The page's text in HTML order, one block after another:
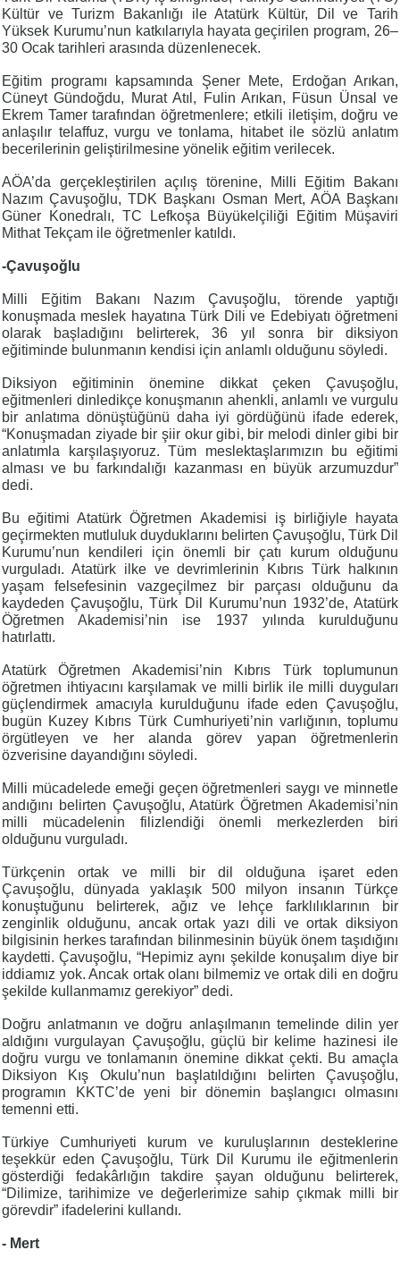
Kültür ve Turizm Bakanlığı ile Atatürk Kültür, Dil ve Tarih
Yüksek Kurumu’nun katkılarıyla hayata geçirilen program, 26–
30 Ocak tarihleri arasında düzenlenecek.
Eğitim programı kapsamında Şener Mete, Erdoğan Arıkan,
Cüneyt Gündoğdu, Murat Atıl, Fulin Arıkan, Füsun Ünsal ve
Ekrem Tamer tarafından öğretmenlere; etkili iletişim, doğru ve
anlaşılır telaffuz, vurgu ve tonlama, hitabet ile sözlü anlatım
becerilerinin geliştirilmesine yönelik eğitim verilecek.
AÖA’da gerçekleştirilen açılış törenine, Milli Eğitim Bakanı
Nazım Çavuşoğlu, TDK Başkanı Osman Mert, AÖA Başkanı
Güner Konedralı, TC Lefkoşa Büyükelçiliği Eğitim Müşaviri
Mithat Tekçam ile öğretmenler katıldı.
-Çavuşoğlu
Milli Eğitim Bakanı Nazım Çavuşoğlu, törende yaptığı
konuşmada meslek hayatına Türk Dili ve Edebiyatı öğretmeni
olarak başladığını belirterek, 36 yıl sonra bir diksiyon
eğitiminde bulunmanın kendisi için anlamlı olduğunu söyledi.
Diksiyon eğitiminin önemine dikkat çeken Çavuşoğlu,
eğitmenleri dinledikçe konuşmanın ahenkli, anlamlı ve vurgulu
bir anlatıma dönüştüğünü daha iyi gördüğünü ifade ederek,
“Konuşmadan ziyade bir şiir okur gibi, bir melodi dinler gibi bir
anlatımla karşılaşıyoruz. Tüm meslektaşlarımızın bu eğitimi
alması ve bu farkındalığı kazanması en büyük arzumuzdur”
dedi.
Bu eğitimi Atatürk Öğretmen Akademisi iş birliğiyle hayata
geçirmekten mutluluk duyduklarını belirten Çavuşoğlu, Türk Dil
Kurumu’nun kendileri için önemli bir çatı kurum olduğunu
vurguladı. Atatürk ilke ve devrimlerinin Kıbrıs Türk halkının
yaşam felsefesinin vazgeçilmez bir parçası olduğunu da
kaydeden Çavuşoğlu, Türk Dil Kurumu’nun 1932’de, Atatürk
Öğretmen Akademisi’nin ise 1937 yılında kurulduğunu
hatırlattı.
Atatürk Öğretmen Akademisi’nin Kıbrıs Türk toplumunun
öğretmen ihtiyacını karşılamak ve milli birlik ile milli duyguları
güçlendirmek amacıyla kurulduğunu ifade eden Çavuşoğlu,
bugün Kuzey Kıbrıs Türk Cumhuriyeti’nin varlığının, toplumu
örgütleyen ve her alanda görev yapan öğretmenlerin
özverisine dayandığını söyledi.
Milli mücadelede emeği geçen öğretmenleri saygı ve minnetle
andığını belirten Çavuşoğlu, Atatürk Öğretmen Akademisi’nin
milli mücadelenin filizlendiği önemli merkezlerden biri
olduğunu vurguladı.
Türkçenin ortak ve milli bir dil olduğuna işaret eden
Çavuşoğlu, dünyada yaklaşık 500 milyon insanın Türkçe
konuştuğunu belirterek, ağız ve lehçe farklılıklarının bir
zenginlik olduğunu, ancak ortak yazı dili ve ortak diksiyon
bilgisinin herkes tarafından bilinmesinin büyük önem taşıdığını
kaydetti. Çavuşoğlu, “Hepimiz aynı şekilde konuşalım diye bir
iddiamız yok. Ancak ortak olanı bilmemiz ve ortak dili en doğru
şekilde kullanmamız gerekiyor” dedi.
Doğru anlatmanın ve doğru anlaşılmanın temelinde dilin yer
aldığını vurgulayan Çavuşoğlu, güçlü bir kelime hazinesi ile
doğru vurgu ve tonlamanın önemine dikkat çekti. Bu amaçla
Diksiyon Kış Okulu’nun başlatıldığını belirten Çavuşoğlu,
programın KKTC’de yeni bir dönemin başlangıcı olmasını
temenni etti.
Türkiye Cumhuriyeti kurum ve kuruluşlarının desteklerine
teşekkür eden Çavuşoğlu, Türk Dil Kurumu ile eğitmenlerin
gösterdiği fedakârlığın takdire şayan olduğunu belirterek,
“Dilimize, tarihimize ve değerlerimize sahip çıkmak milli bir
görevdir” ifadelerini kullandı.
- Mert